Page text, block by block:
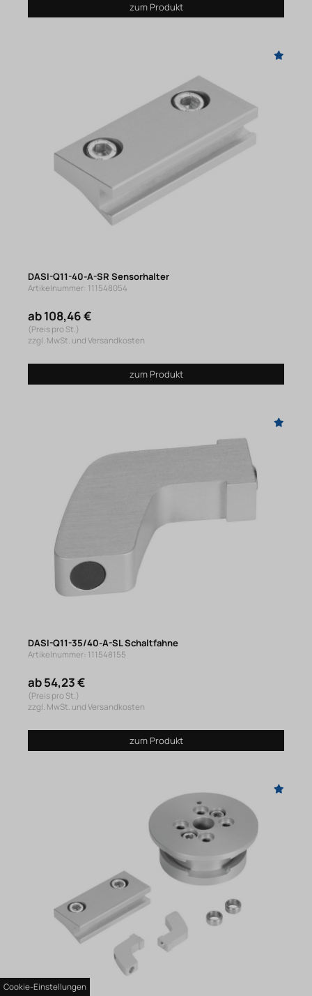
zum Produkt
DASI-Q11-40-A-SR Sensorhalter
Artikelnummer: 111548054
ab 108,46 €
(Preis pro St.)
zzgl. MwSt. und Versandkosten
zum Produkt
DASI-Q11-35/40-A-SL Schaltfahne
Artikelnummer: 111548155
ab 54,23 €
(Preis pro St.)
zzgl. MwSt. und Versandkosten
zum Produkt
Cookie-Einstellungen